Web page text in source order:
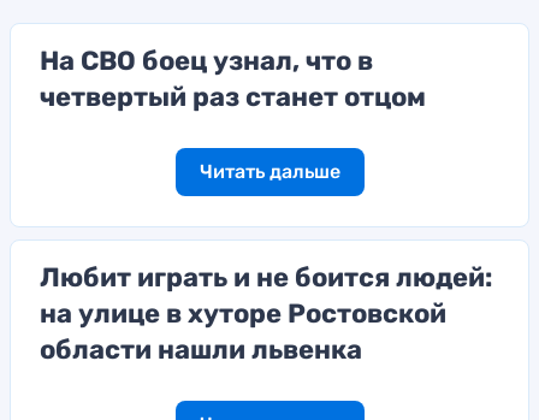
На СВО боец узнал, что в
четвертый раз станет отцом
Читать дальше
Любит играть и не боится людей:
на улице в хуторе Ростовской
области нашли львенка